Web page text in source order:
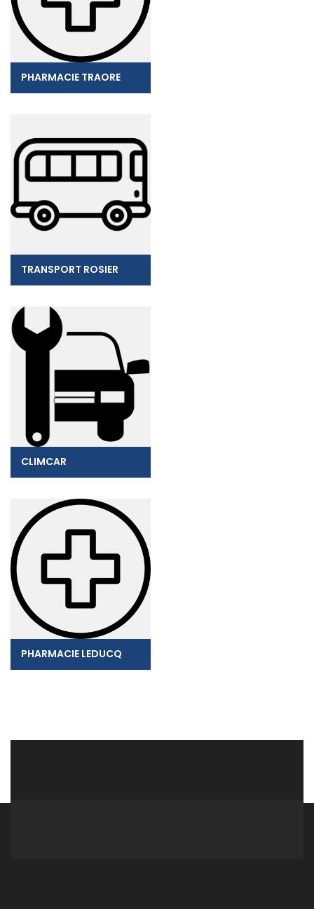
PHARMACIE TRAORE
TRANSPORT ROSIER
CLIMCAR
PHARMACIE LEDUCQ